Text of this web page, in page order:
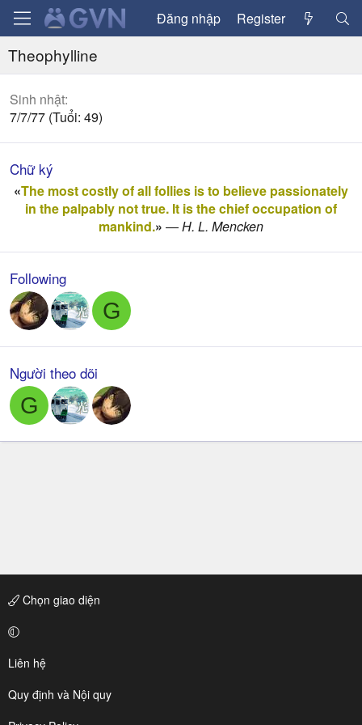
Đăng nhập Register
Theophylline
Sinh nhật
7/7/77 (Tuổi: 49)
Chữ ký
«The most costly of all follies is to believe passionately
in the palpably not true. It is the chief occupation of
mankind.» ―H. L. Mencken
Following
G
Người theo dõi
G
Chọn giao diện
Liên hệ
Quy định và Nội quy